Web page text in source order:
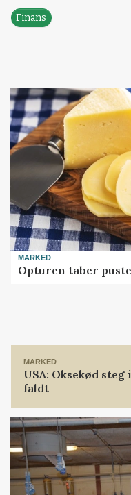
Finans
MARKED
Opturen taber
MARKED
USA: Oksekød
faldt